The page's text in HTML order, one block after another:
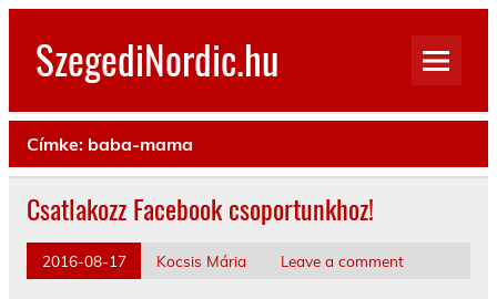
Skip
contentSzegediNordic.hu
Címke: baba-mama
Csatlakozz Facebook csoportunkhoz!
2016-08-17 Kocsis Mária Leave a comment